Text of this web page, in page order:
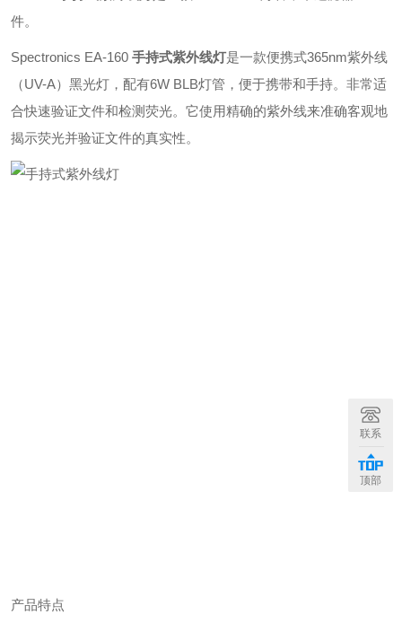
件。
Spectronics EA-160 手持式紫外线灯是一款便携式365nm紫外线
（UV-A）黑光灯，配有6W BLB灯管，便于携带和手持。非常适
合快速验证文件和检测荧光。它使用精确的紫外线来准确客观地
揭示荧光并验证文件的真实性。
产品特点
联系
顶部